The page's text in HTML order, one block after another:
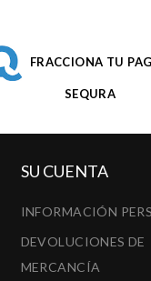
FRACCIONA TU
SEQURA
SU CUENTA
INFORMACIÓN
DEVOLUCIONES DE
MERCANCÍA